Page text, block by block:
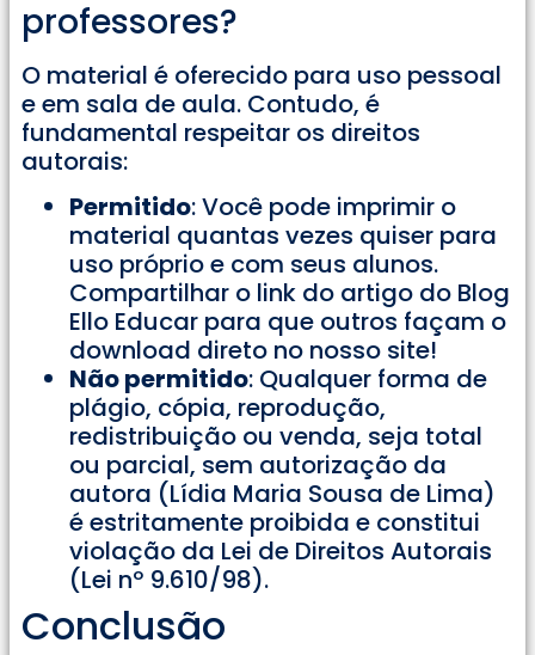
professores?
O material é oferecido para uso pessoal
e em sala de aula. Contudo, é
fundamental respeitar os direitos
autorais:
Permitido: Você pode imprimir o
material quantas vezes quiser para
uso próprio e com seus alunos.
Compartilhar o link do artigo do Blog
Ello Educar para que outros façam o
download direto no nosso site!
Não permitido: Qualquer forma de
plágio, cópia, reprodução,
redistribuição ou venda, seja total
ou parcial, sem autorização da
autora (Lídia Maria Sousa de Lima)
é estritamente proibida e constitui
violação da Lei de Direitos Autorais
(Lei nº 9.610/98).
Conclusão